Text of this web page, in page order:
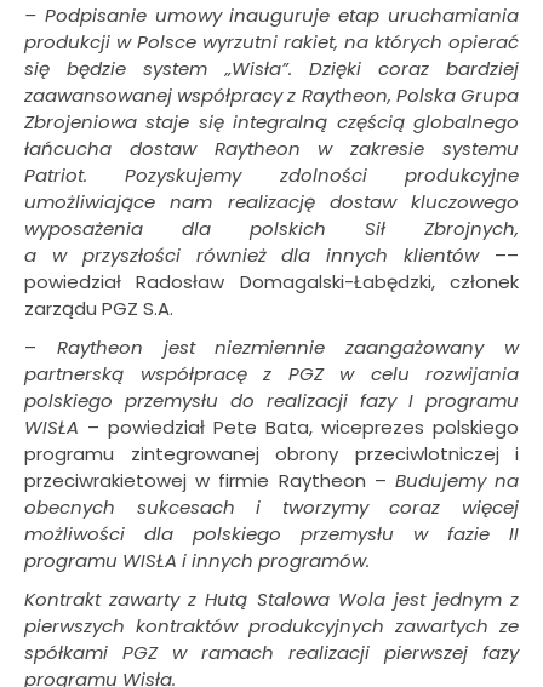
– Podpisanie umowy inauguruje etap uruchamiania
produkcji w Polsce wyrzutni rakiet, na których opierać
się będzie system „Wisła”. Dzięki coraz bardziej
zaawansowanej współpracy z Raytheon, Polska Grupa
Zbrojeniowa staje się integralną częścią globalnego
łańcucha dostaw Raytheon w zakresie systemu
Patriot. Pozyskujemy zdolności produkcyjne
umożliwiające nam realizację dostaw kluczowego
wyposażenia dla polskich Sił Zbrojnych,
a w przyszłości również dla innych klientów––
powiedział Radosław Domagalski-Łabędzki, członek
zarządu PGZ S.A.
– Raytheon jest niezmiennie zaangażowany w
partnerską współpracę z PGZ w celu rozwijania
polskiego przemysłu do realizacji fazy I programu
WISŁA – powiedział Pete Bata, wiceprezes polskiego
programu zintegrowanej obrony przeciwlotniczej i
przeciwrakietowej w firmie Raytheon – Budujemy na
obecnych sukcesach i tworzymy coraz więcej
możliwości dla polskiego przemysłu w fazie II
programu WISŁA i innych programów.
Kontrakt zawarty z Hutą Stalowa Wola jest jednym z
pierwszych kontraktów produkcyjnych zawartych ze
spółkami PGZ w ramach realizacji pierwszej fazy
programu Wisła.